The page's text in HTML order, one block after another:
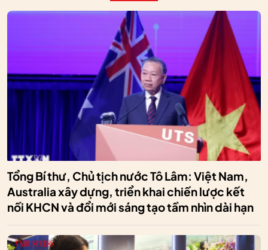
Tổng Bí thư, Chủ tịch nước Tô Lâm: Việt Nam,
Australia xây dựng, triển khai chiến lược kết
nối KHCN và đổi mới sáng tạo tầm nhìn dài hạn